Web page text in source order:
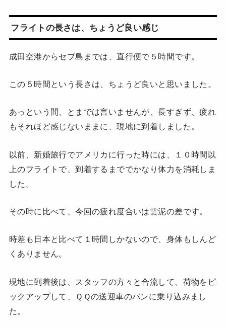
フライトの長さは、ちょうど良い感じ
成田空港からセブ島までは、直行便で５時間です。
この５時間という長さは、ちょうど良いと思いました。
あっという間、とまでは言いませんが、長すぎず、疲れ
もそれほど感じないままに、現地に到着しました。
以前、新婚旅行でアメリカに行った時には、１０時間以
上のフライトで、到着するまででかなり体力を消耗しま
した。
その時に比べて、今回の疲れ度合いは雲泥の差です。
時差も日本と比べて１時間しかないので、身体もしんど
くありません。
現地に到着後は、スタッフの方々と合流して、荷物をピ
ックアップして、ＱＱの送迎車のバンに乗り込みまし
た。